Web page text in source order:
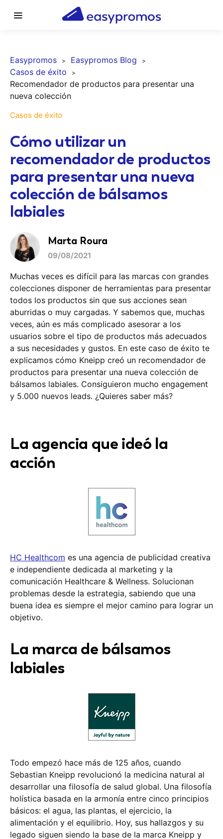
Easypromos
Easypromos Blog
Casos de éxito
Recomendador de productos para presentar una
nueva colección
Casos de éxito
Cómo utilizar un
recomendador de productos
para presentar una nueva
colección de bálsamos
labiales
Marta Roura
09/08/2021
Muchas veces es difícil para las marcas con grandes
colecciones disponer de herramientas para presentar
todos los productos sin que sus acciones sean
aburridas o muy cargadas. Y sabemos que, muchas
veces, aún es más complicado asesorar a los
usuarios sobre el tipo de productos más adecuados
a sus necesidades y gustos. En este caso de éxito te
explicamos cómo Kneipp creó un recomendador de
productos para presentar una nueva colección de
bálsamos labiales. Consiguieron mucho engagement
y 5.000 nuevos leads. ¿Quieres saber más?
La agencia que ideó la
acción
HC Healthcom es una agencia de publicidad creativa
e independiente dedicada al marketing y la
comunicación Healthcare & Wellness. Solucionan
problemas desde la estrategia, sabiendo que una
buena idea es siempre el mejor camino para lograr un
objetivo.
La marca de bálsamos
labiales
Todo empezó hace más de 125 años, cuando
Sebastian Kneipp revolucionó la medicina natural al
desarrollar una filosofía de salud global. Una filosofía
holística basada en la armonía entre cinco principios
básicos: el agua, las plantas, el ejercicio, la
alimentación y el equilibrio. Hoy, sus hallazgos y su
legado siguen siendo la base de la marca Kneipp y